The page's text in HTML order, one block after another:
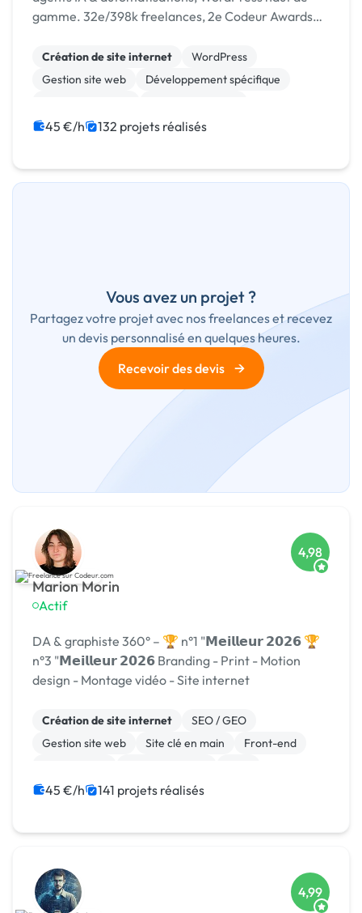
gamme. 32e/398k freelances, 2e Codeur Awards
Création de site internet
WordPress
Gestion site web
Développement spécifique
Admin système, sécurité
JavaScript
45 €/h 132 projets réalisés
Vous avez un projet ?
Partagez votre projet avec nos freelances et recevez
un devis personnalisé en quelques heures.
Recevoir des devis
→
Marion Morin
Actif
4,98
DA & graphiste 360° – 🏆 n°1 "𝗠𝗲𝗶𝗹𝗹𝗲𝘂𝗿 𝟮𝟬𝟮𝟲 🏆
n°3 "𝗠𝗲𝗶𝗹𝗹𝗲𝘂𝗿 𝟮𝟬𝟮𝟲 Branding - Print - Motion
design - Montage vidéo - Site internet
Création de site internet
SEO / GEO
Gestion site web
Site clé en main
Front-end
Landing page
Migration ou refonte de site
45 €/h 141 projets réalisés
4,99